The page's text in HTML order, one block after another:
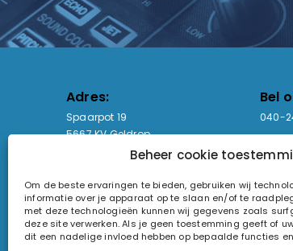
Beheer cookie
Om de beste ervaringen te bieden, gebruiken wij
informatie over je apparaat op te slaan en/of te
met deze technologieën kunnen wij gegevens zoals
deze site verwerken. Als je geen toestemming geeft of
dit een nadelige invloed hebben op bepaalde functies
Adres:
Spaarpot 19
5667 KV Geldrop
Bel
040-
sales@lightandsound.store
Ma -
Za:
KvK-nummer: 60857196
Btw-nummer: NL854090368B01